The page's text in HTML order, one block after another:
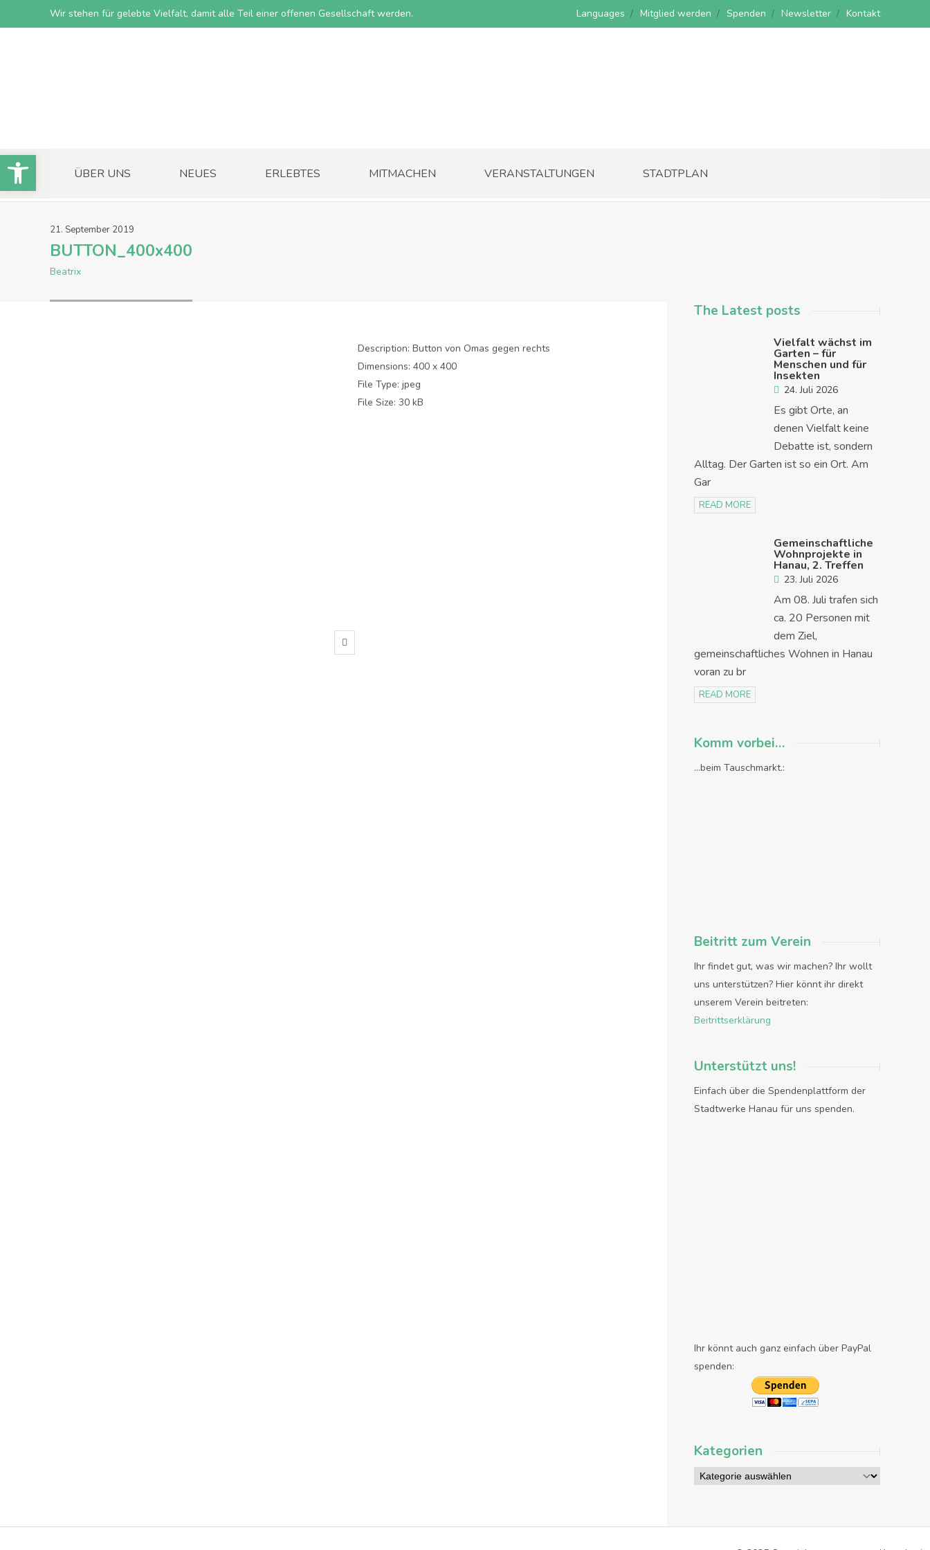
Wir stehen für gelebte Vielfalt, damit alle Teil einer offenen Gesellschaft werden. Languages Mitglied werden Spenden Newsletter Kontakt
ÜBER UNS NEUES ERLEBTES MITMACHEN VERANSTALTUNGEN STADTPLAN
21. September 2019
BUTTON_400x400
Beatrix
Description: Button von Omas gegen rechts
Dimensions: 400 x 400
File Type: jpeg
File Size: 30 kB
The Latest posts
Vielfalt wächst im
Garten – für
Menschen und für
Insekten
24. Juli 2026
Es gibt Orte, an
denen Vielfalt keine
Debatte ist, sondern
Alltag. Der Garten ist so ein Ort. Am
Gar
READ MORE
Gemeinschaftliche
Wohnprojekte in
Hanau, 2. Treffen
23. Juli 2026
Am 08. Juli trafen sich
ca. 20 Personen mit
dem Ziel,
gemeinschaftliches Wohnen in Hanau
voran zu br
READ MORE
Komm vorbei…
...beim Tauschmarkt.:
Beitritt zum Verein
Ihr findet gut, was wir machen? Ihr wollt
uns unterstützen? Hier könnt ihr direkt
unserem Verein beitreten:
Beitrittserklärung
Unterstützt uns!
Einfach über die Spendenplattform der
Stadtwerke Hanau für uns spenden.
Ihr könnt auch ganz einfach über PayPal
spenden:
Kategorien
Open toolbar